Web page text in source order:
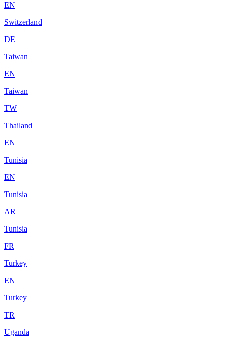
EN
Switzerland
DE
Taiwan
EN
Taiwan
TW
Thailand
EN
Tunisia
EN
Tunisia
AR
Tunisia
FR
Turkey
EN
Turkey
TR
Uganda